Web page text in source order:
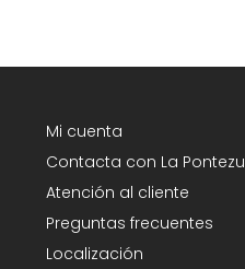
Mi cuenta
Contacta con La
Atención al cliente
Preguntas frecuentes
Localización